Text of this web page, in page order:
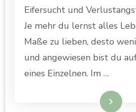
Eifersucht und
Je mehr du lernst alles
Maße zu lieben, desto
und angewiesen bist du
eines Einzelnen. Im …
WEITERLESEN